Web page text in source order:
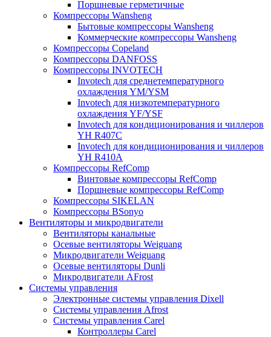
Поршневые герметичные
Компрессоры Wansheng
Бытовые компрессоры Wansheng
Коммерческие компрессоры Wansheng
Компрессоры Copeland
Компрессоры DANFOSS
Компрессоры INVOTECH
Invotech для среднетемпературного
охлаждения YM/YSM
Invotech для низкотемпературного
охлаждения YF/YSF
Invotech для кондиционирования и чиллеров
YH R407C
Invotech для кондиционирования и чиллеров
YH R410A
Компрессоры RefComp
Винтовые компрессоры RefComp
Поршневые компрессоры RefComp
Компрессоры SIKELAN
Компрессоры BSonyo
Вентиляторы и микродвигатели
Вентиляторы канальные
Осевые вентиляторы Weiguang
Микродвигатели Weiguang
Осевые вентиляторы Dunli
Микродвигатели AFrost
Системы управления
Электронные системы управления Dixell
Системы управления Afrost
Системы управления Carel
Контроллеры Carel